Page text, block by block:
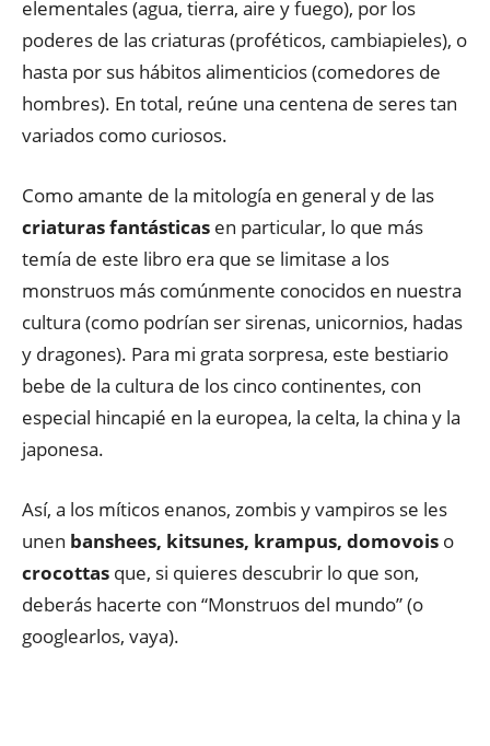
elementales (agua, tierra, aire y fuego), por los
poderes de las criaturas (proféticos, cambiapieles), o
hasta por sus hábitos alimenticios (comedores de
hombres). En total, reúne una centena de seres tan
variados como curiosos.
Como amante de la mitología en general y de las
criaturas fantásticas en particular, lo que más
temía de este libro era que se limitase a los
monstruos más comúnmente conocidos en nuestra
cultura (como podrían ser sirenas, unicornios, hadas
y dragones). Para mi grata sorpresa, este bestiario
bebe de la cultura de los cinco continentes, con
especial hincapié en la europea, la celta, la china y la
japonesa.
Así, a los míticos enanos, zombis y vampiros se les
unen banshees, kitsunes, krampus, domovois o
crocottas que, si quieres descubrir lo que son,
deberás hacerte con “Monstruos del mundo” (o
googlearlos, vaya).